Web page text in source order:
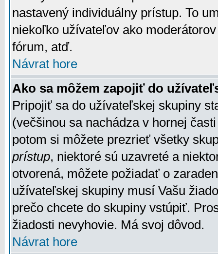
nastavený individuálny prístup. To
niekoľko užívateľov ako
fórum, atď.
Návrat hore
Ako sa môžem zapojiť do
Pripojiť sa do užívateľskej skupiny
(večšinou sa nachádza v hornej
potom si môžete prezrieť všetky
prístup, niektoré sú uzavreté a
otvorená, môžete požiadať o
užívateľskej skupiny musí Vašu
prečo chcete do skupiny vstúpiť.
žiadosti nevyhovie. Má svoj dôvod.
Návrat hore